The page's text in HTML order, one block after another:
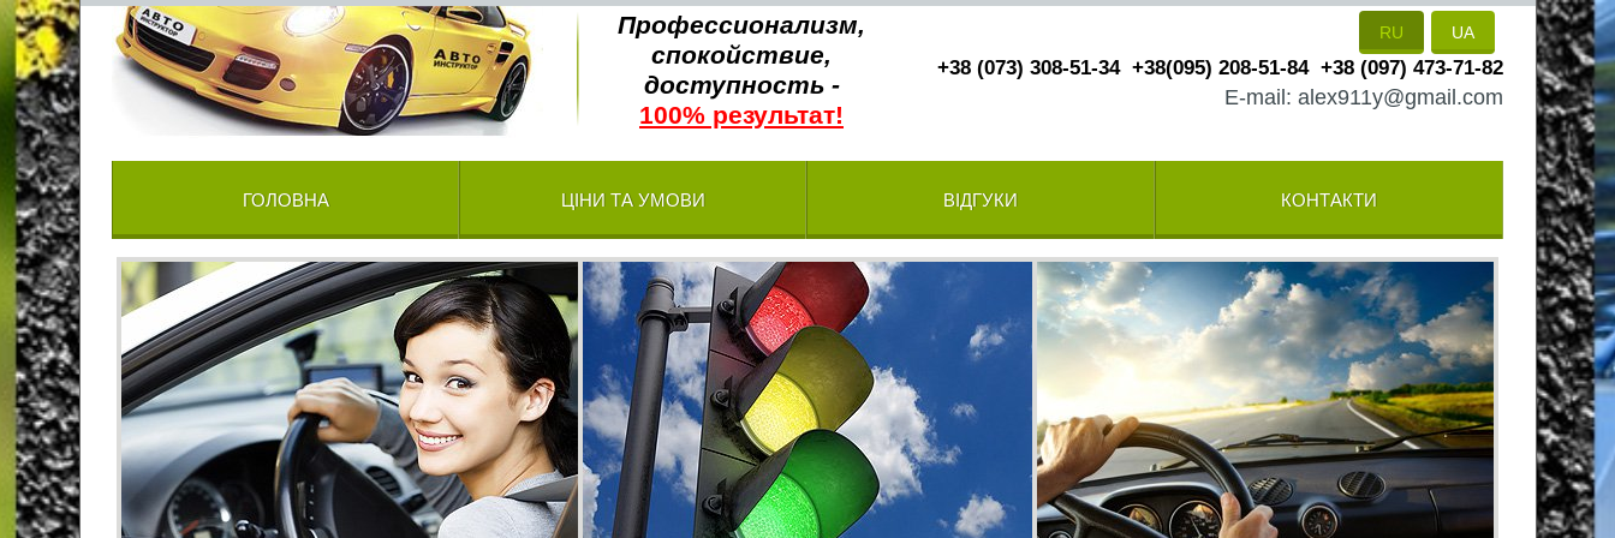
RU UA
Профессионализм,
спокойствие,
доступность -
100% результат!
+38 (073) 308-51-34 +38(095) 208-51-84 +38 (097) 473-71-82
E-mail: alex911y@gmail.com
ГОЛОВНА ЦІНИ ТА УМОВИ ВІДГУКИ КОНТАКТИ